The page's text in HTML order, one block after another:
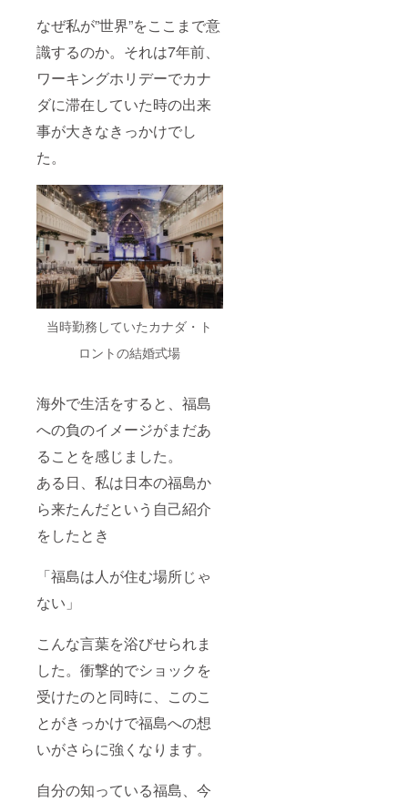
なぜ私が”世界”をここまで意
識するのか。それは7年前、
ワーキングホリデーでカナ
ダに滞在していた時の出来
事が大きなきっかけでし
た。
当時勤務していたカナダ・ト
ロントの結婚式場
海外で生活をすると、福島
への負のイメージがまだあ
ることを感じました。
ある日、私は日本の福島か
ら来たんだという自己紹介
をしたとき
「福島は人が住む場所じゃ
ない」
こんな言葉を浴びせられま
した。衝撃的でショックを
受けたのと同時に、このこ
とがきっかけで福島への想
いがさらに強くなります。
自分の知っている福島、今